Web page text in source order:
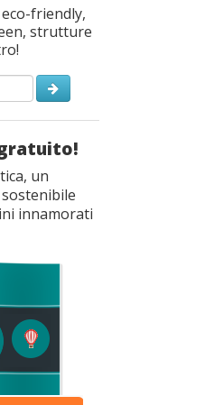
friendly,
strutture
un
innamorati